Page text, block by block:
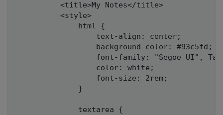
          <title>My Notes</title>
          <style>
              html {
                  text-align: center;
                  background-color: #93c5fd;
font-family: "Segoe UI",
                  color: white;
                  font-size: 2rem;
              }
              textarea {